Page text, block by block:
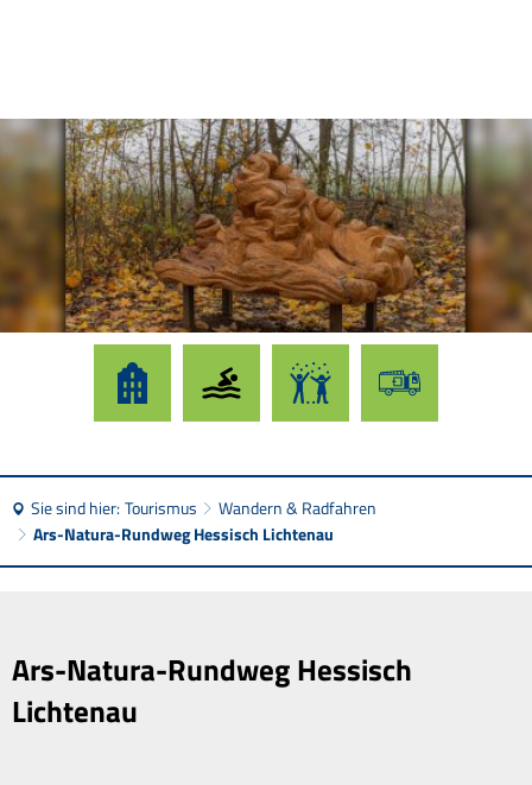
Sie sind hier:Tourismus
Wandern & Radfahren
Ars-Natura-Rundweg Hessisch Lichtenau
Natura-
Rundweg
Hessisch
Ars-Natura-Rundweg Hessisch
Lichtenau